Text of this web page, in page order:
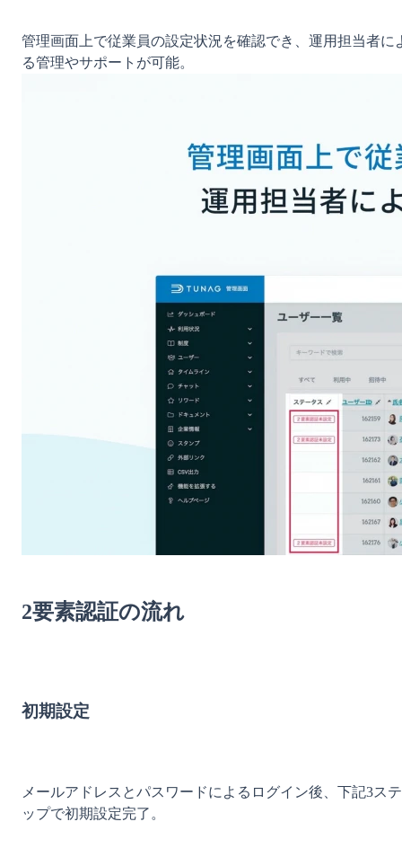
管理画面上で従業員の設定状況を確認でき、運用担当者に
2要素認証の流れ
初期設定
メールアドレスとパスワードによるログイン後、下記3ステ
ップで初期設定完了。